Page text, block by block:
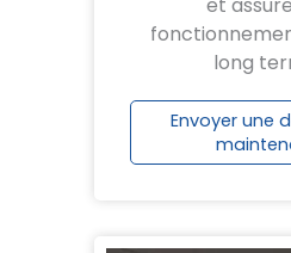
long
Envoyer une